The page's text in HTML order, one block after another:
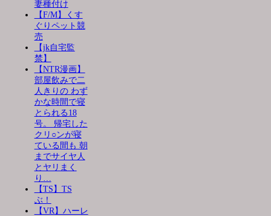
妻種付け
【F/M】くす
ぐりペット競
売
【jk自宅監
禁】
【NTR漫画】
部屋飲みで二
人きりの わず
かな時間で寝
とられる18
号。 帰宅した
クリ○ンが寝
ている間も 朝
までサイヤ人
とヤリまく
り…
【TS】TS
ぶ！
【VR】ハーレ